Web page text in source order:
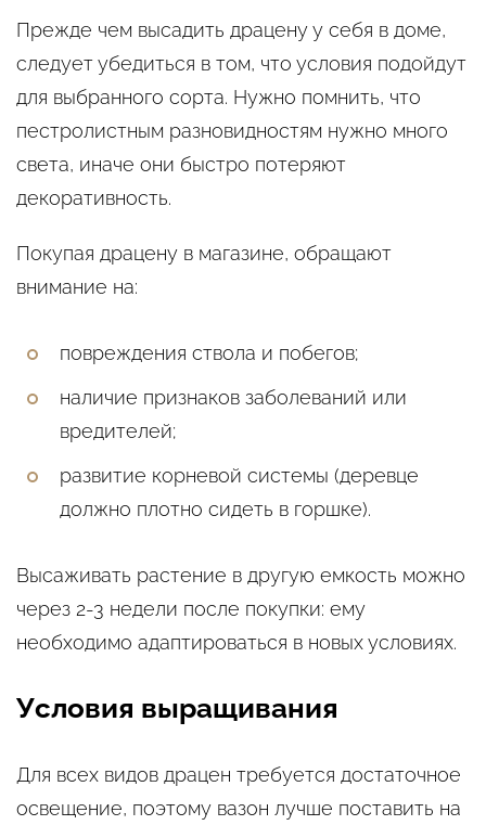
Прежде чем высадить драцену у себя в доме,
следует убедиться в том, что условия подойдут
для выбранного сорта. Нужно помнить, что
пестролистным разновидностям нужно много
света, иначе они быстро потеряют
декоративность.
Покупая драцену в магазине, обращают
внимание на:
повреждения ствола и побегов;
наличие признаков заболеваний или
вредителей;
развитие корневой системы (деревце
должно плотно сидеть в горшке).
Высаживать растение в другую емкость можно
через 2-3 недели после покупки: ему
необходимо адаптироваться в новых условиях.
Условия выращивания
Для всех видов драцен требуется достаточное
освещение, поэтому вазон лучше поставить на